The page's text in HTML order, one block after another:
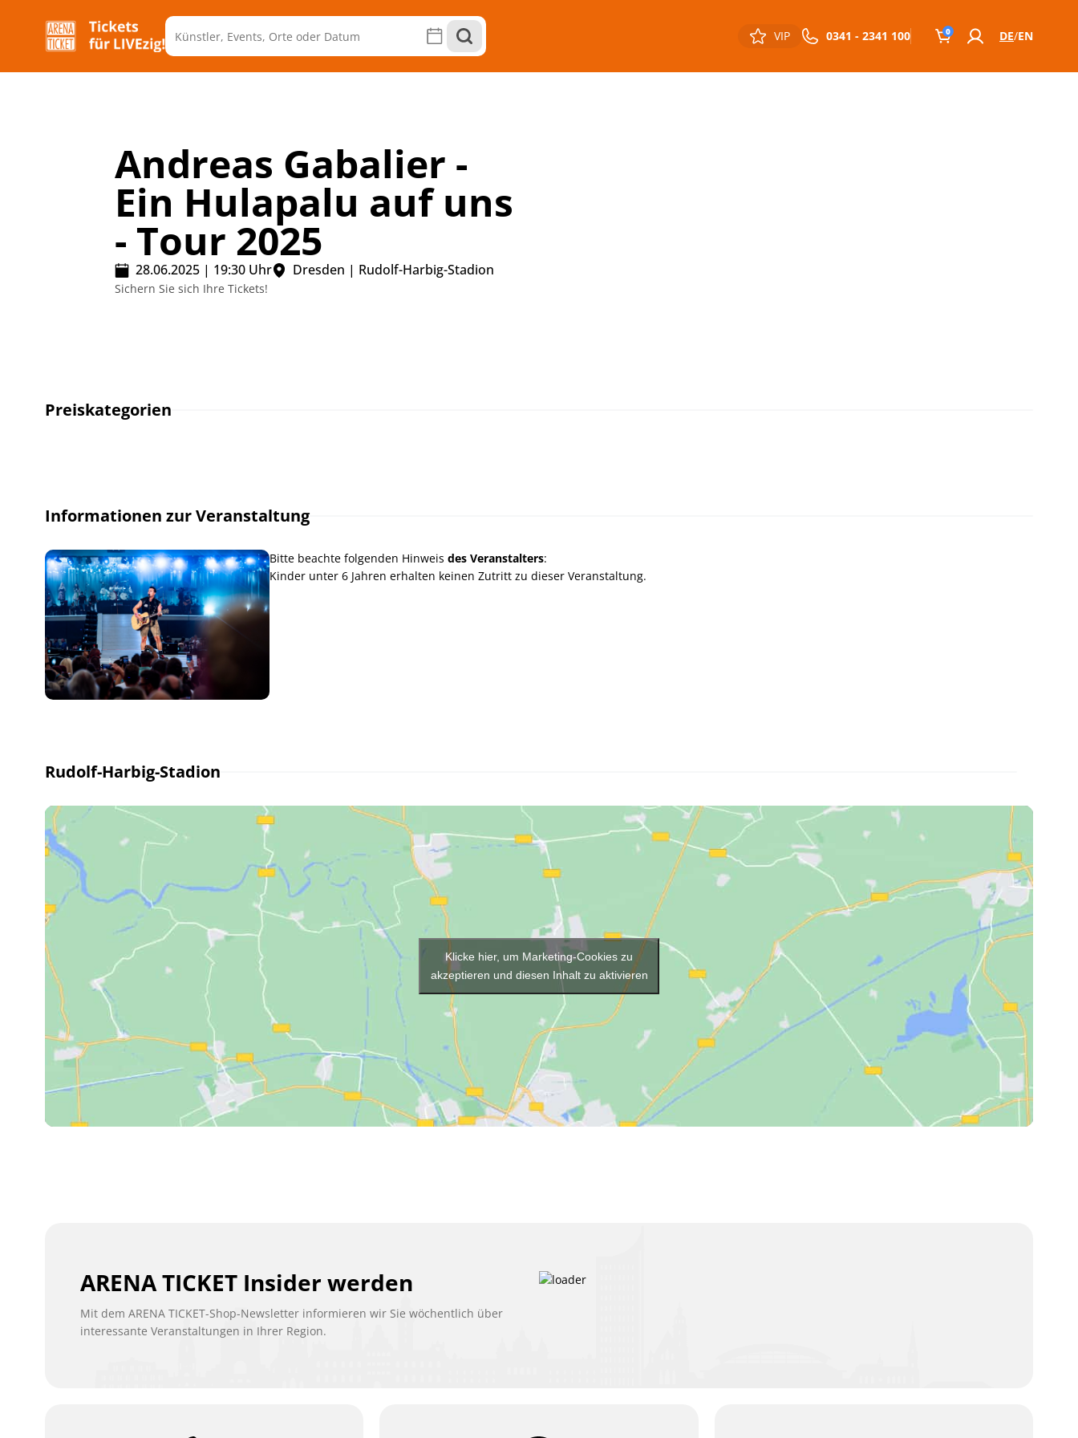
VIP 0341 - 2341 100 0 DE EN
Andreas Gabalier -
Ein Hulapalu auf uns
- Tour 2025
28.06.2025 | 19:30 Uhr Dresden | Rudolf-Harbig-Stadion
Sichern Sie sich Ihre Tickets!
Preiskategorien
Informationen zur Veranstaltung
Bitte beachte folgenden Hinweis des Veranstalters:
Kinder unter 6 Jahren erhalten keinen Zutritt zu dieser Veranstaltung.
Rudolf-Harbig-Stadion
Klicke hier, um Marketing-Cookies zu
akzeptieren und diesen Inhalt zu aktivieren
ARENA TICKET Insider werden
Mit dem ARENA TICKET-Shop-Newsletter informieren wir Sie wöchentlich über
interessante Veranstaltungen in Ihrer Region.